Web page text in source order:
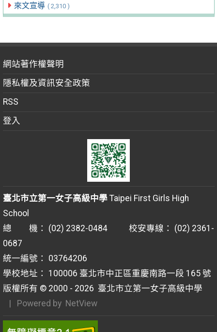
來文宣導 ( 2,310 )
網站著作權聲明
隱私權及資訊安全政策
RSS
登入
臺北市立第一女子高級中學Taipei First Girls High
School
總 機： (02) 2382-0484 校安專線： (02) 2361-
0687
統一編號： 03764206
學校地址： 100006 臺北市中正區重慶南路一段 165 號
版權所有 © 2000 - 2026 臺北市立第一女子高級中學
| Powered by NetView